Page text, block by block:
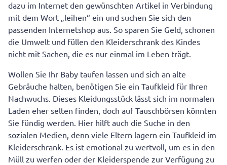
dazu im Internet den gewünschten Artikel in Verbindung
mit dem Wort „leihen“ ein und suchen Sie sich den
passenden Internetshop aus. So sparen Sie Geld, schonen
die Umwelt und füllen den Kleiderschrank des Kindes
nicht mit Sachen, die es nur einmal im Leben trägt.
Wollen Sie Ihr Baby taufen lassen und sich an alte
Gebräuche halten, benötigen Sie ein Taufkleid für Ihren
Nachwuchs. Dieses Kleidungsstück lässt sich im normalen
Laden eher selten finden, doch auf Tauschbörsen könnten
Sie fündig werden. Hier hilft auch die Suche in den
sozialen Medien, denn viele Eltern lagern ein Taufkleid im
Kleiderschrank. Es ist emotional zu wertvoll, um es in den
Müll zu werfen oder der Kleiderspende zur Verfügung zu